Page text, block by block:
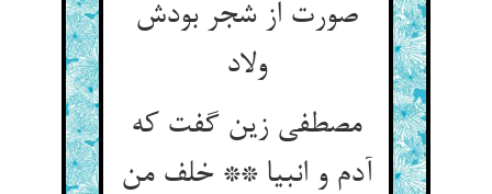
صورت از شجر بودش
ولاد
مصطفی زین گفت که
آدم و انبیا ** خلف من